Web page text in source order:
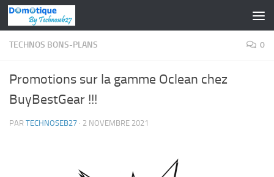
Skip to content
TECHNOS BONS-PLANS 0
Promotions sur la gamme Oclean chez
BuyBestGear !!!
PAR TECHNOSEB27 · 2 NOVEMBRE 2021